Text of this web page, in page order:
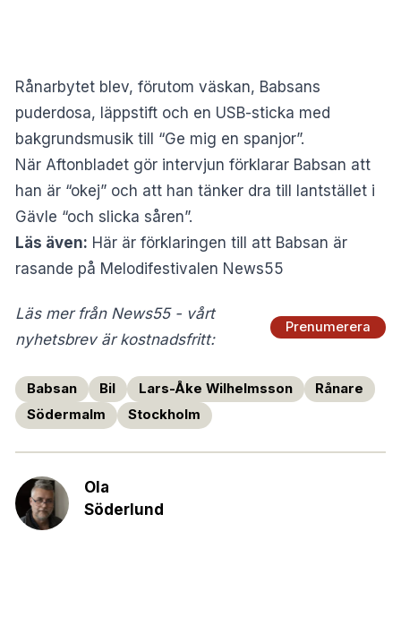
Rånarbytet blev, förutom väskan, Babsans
puderdosa, läppstift och en USB-sticka med
bakgrundsmusik till “Ge mig en spanjor”.
När Aftonbladet gör intervjun förklarar Babsan att
han är “okej” och att han tänker dra till lantstället i
Gävle “och slicka såren”.
Läs även: Här är förklaringen till att Babsan är
rasande på Melodifestivalen News55
Läs mer från News55 - vårt
nyhetsbrev är kostnadsfritt:
Prenumerera
Babsan Bil Lars-Åke Wilhelmsson
Rånare
Södermalm
Stockholm
Ola
Söderlund